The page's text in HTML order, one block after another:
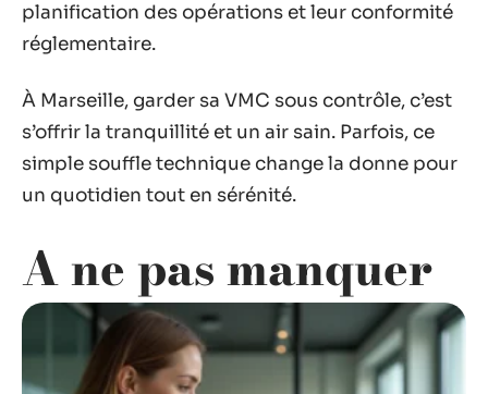
planification des opérations et leur conformité
réglementaire.
À Marseille, garder sa VMC sous contrôle, c’est
s’offrir la tranquillité et un air sain. Parfois, ce
simple souffle technique change la donne pour
un quotidien tout en sérénité.
A ne pas manquer